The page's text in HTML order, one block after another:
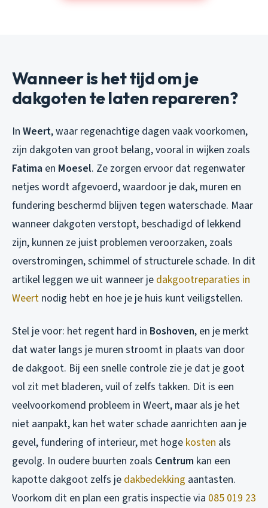
Wanneer is het tijd om je
dakgoten te laten repareren?
In Weert, waar regenachtige dagen vaak voorkomen,
zijn dakgoten van groot belang, vooral in wijken zoals
Fatima en Moesel. Ze zorgen ervoor dat regenwater
netjes wordt afgevoerd, waardoor je dak, muren en
fundering beschermd blijven tegen waterschade. Maar
wanneer dakgoten verstopt, beschadigd of lekkend
zijn, kunnen ze juist problemen veroorzaken, zoals
overstromingen, schimmel of structurele schade. In dit
artikel leggen we uit wanneer je dakgootreparaties in
Weert nodig hebt en hoe je je huis kunt veiligstellen.
Stel je voor: het regent hard in Boshoven, en je merkt
dat water langs je muren stroomt in plaats van door
de dakgoot. Bij een snelle controle zie je dat je goot
vol zit met bladeren, vuil of zelfs takken. Dit is een
veelvoorkomend probleem in Weert, maar als je het
niet aanpakt, kan het water schade aanrichten aan je
gevel, fundering of interieur, met hoge kosten als
gevolg. In oudere buurten zoals Centrum kan een
kapotte dakgoot zelfs je dakbedekking aantasten.
Voorkom dit en plan een gratis inspectie via 085 019 23